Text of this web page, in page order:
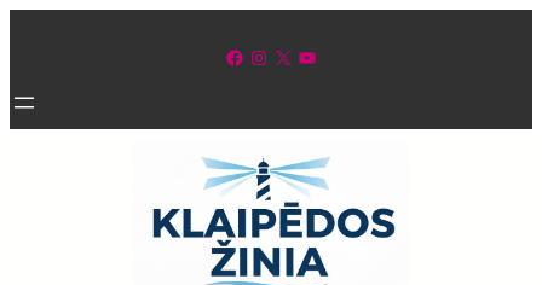
Facebook Instagram X YouTube